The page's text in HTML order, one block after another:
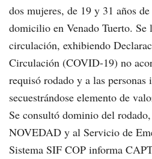
dos mujeres, de 19 y 31 años
domicilio en Venado Tuerto. Se
circulación, exhibiendo
Circulación (COVID-19) no
requisó rodado y a las personas
secuestrándose elemento de
Se consultó dominio del
NOVEDAD y al Servicio de
Sistema SIF COP informa